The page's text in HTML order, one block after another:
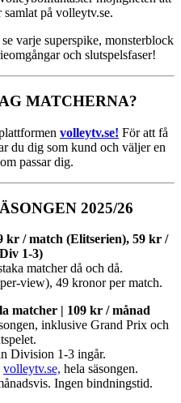
samlat på volleytv.se.
varje superspike, monsterblock
och slutspelsfaser!
MATCHERNA?
volleytv.se! För att få
du dig som kund och väljer en
passar dig.
2025/26
kr / match (Elitserien), 59 kr /
1-3)
matcher då och då.
view), 49 kronor per match.
matcher | 109 kr / månad
inklusive Grand Prix och
Division 1-3 ingår.
volleytv.se, hela säsongen.
Ingen bindningstid.